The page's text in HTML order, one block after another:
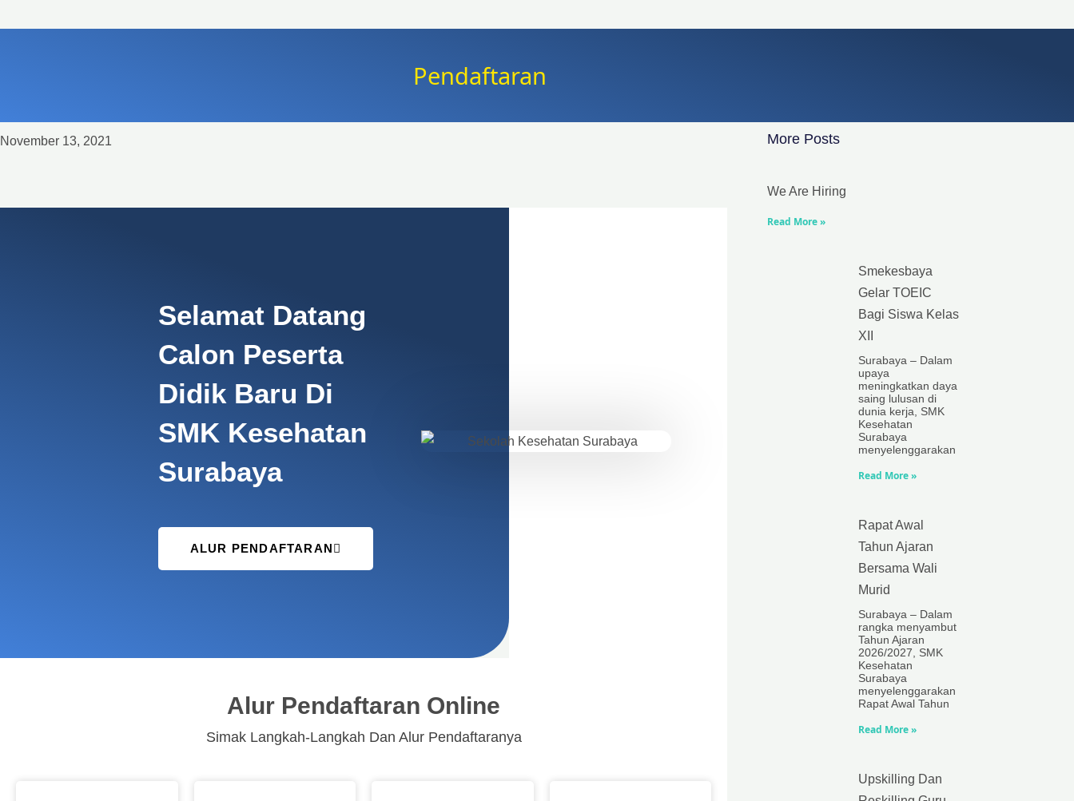
Pendaftaran
November 13, 2021
Selamat Datang
Calon Peserta
Didik Baru Di
SMK Kesehatan
Surabaya
ALUR PENDAFTARAN
Alur Pendaftaran Online
Simak Langkah-Langkah Dan Alur Pendaftaranya
More Posts
We Are Hiring
Read More »
Smekesbaya
Gelar TOEIC
Bagi Siswa Kelas
XII
Surabaya – Dalam
upaya
meningkatkan daya
saing lulusan di
dunia kerja, SMK
Kesehatan
Surabaya
menyelenggarakan
Read More »
Rapat Awal
Tahun Ajaran
Bersama Wali
Murid
Surabaya – Dalam
rangka menyambut
Tahun Ajaran
2026/2027, SMK
Kesehatan
Surabaya
menyelenggarakan
Rapat Awal Tahun
Read More »
Upskilling Dan